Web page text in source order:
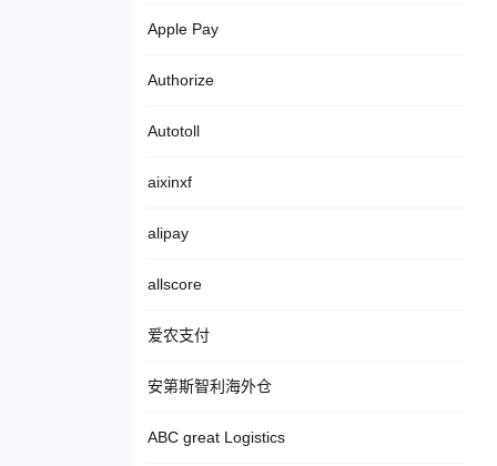
Apple Pay
Authorize
Autotoll
aixinxf
alipay
allscore
爱农支付
安第斯智利海外仓
ABC great Logistics